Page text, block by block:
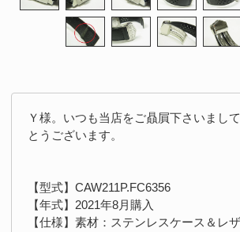
Ｙ様。いつも当店をご贔屓下さいまし
とうございます。
【型式】CAW211P.FC6356
【年式】2021年8月購入
【仕様】素材：ステンレスケース＆レ